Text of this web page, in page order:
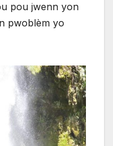
pou jwenn yon
pwoblèm yo